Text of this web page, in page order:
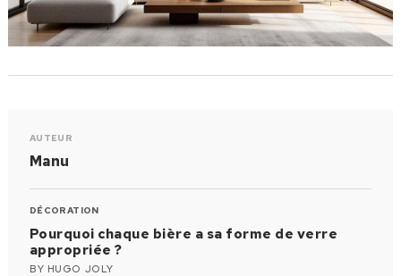
AUTEUR
Manu
DÉCORATION
Pourquoi chaque bière a sa forme de verre
appropriée ?
BY HUGO JOLY